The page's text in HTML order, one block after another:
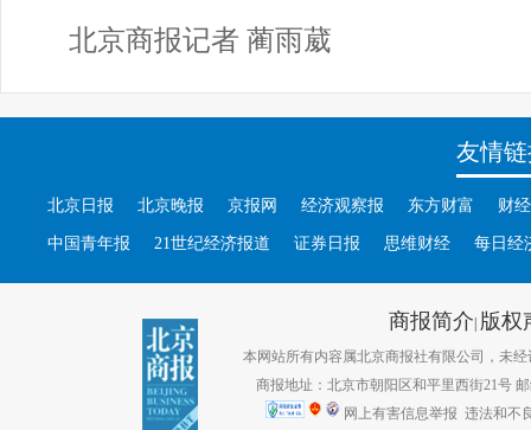
北京商报记者 蔺雨葳
友情
北京日报 北京晚报 京报网 经济观察报 东方财富 财
中国青年报 21世纪经济报道 证券日报 思维财经 每日经
商报简介| 版权
本网站所有内容属北京商报社有限公司，未经
商报地址：北京市朝阳区和平里西街21号
网上有害信息举报 违法和不